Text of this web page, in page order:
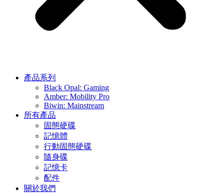
產品系列
Black Opal: Gaming
Amber: Mobility Pro
Biwin: Mainstream
所有產品
固態硬碟
記憶體
行動固態硬碟
隨身碟
記憶卡
配件
關於我們